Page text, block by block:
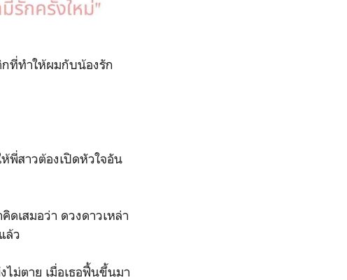
กที่ทำให้ผมกับน้องรัก
พี่สาวต้องเปิดหัวใจอัน
ดเสมอว่า ดวงดาวเหล่า
ล้ว
ม่ตาย เมื่อเธอฟื้นขึ้นมา